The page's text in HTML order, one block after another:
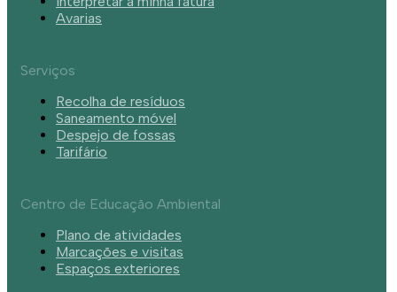
Avarias
Serviços
Recolha de resíduos
Saneamento móvel
Despejo de fossas
Tarifário
Centro de Educação Ambiental
Plano de atividades
Marcações e visitas
Espaços exteriores